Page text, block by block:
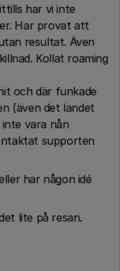
har vi inte
Har provat att
resultat. Även
Kollat roaming
och där funkade
(även det landet
vara nån
supporten
har någon idé
lite på resan.